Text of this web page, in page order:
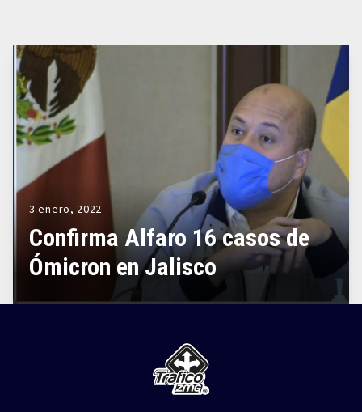
3 enero, 2022
Confirma Alfaro 16 casos de
Ómicron en Jalisco